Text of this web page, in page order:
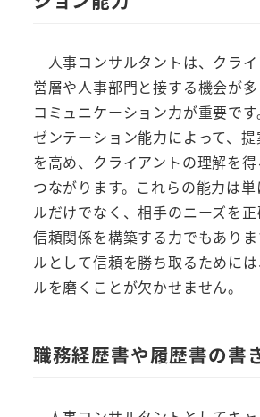
人事コンサルタントは、クラ
営層や人事部門と接する機会が
コミュニケーション力が重要で
ゼンテーション能力によって、
を高め、クライアントの理解を
つながります。これらの能力は
ルだけでなく、相手のニーズを正
信頼関係を構築する力でもあり
ルとして信頼を勝ち取るために
ルを磨くことが欠かせません。
職務経歴書や履歴書の書